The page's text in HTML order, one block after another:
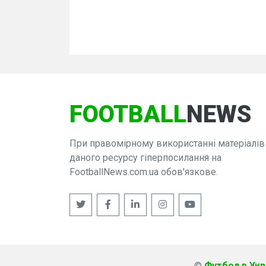
FOOTBALLNEWS
При правомірному використанні матеріалів
даного ресурсу гіперпосилання на
FootballNews.com.ua обов'язкове.